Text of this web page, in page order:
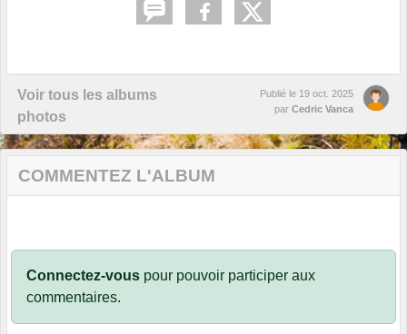
Voir tous les albums
photos
Publié le 19 oct. 2025
par Cedric Vanca
COMMENTEZ L'ALBUM
Connectez-vous pour pouvoir participer aux
commentaires.